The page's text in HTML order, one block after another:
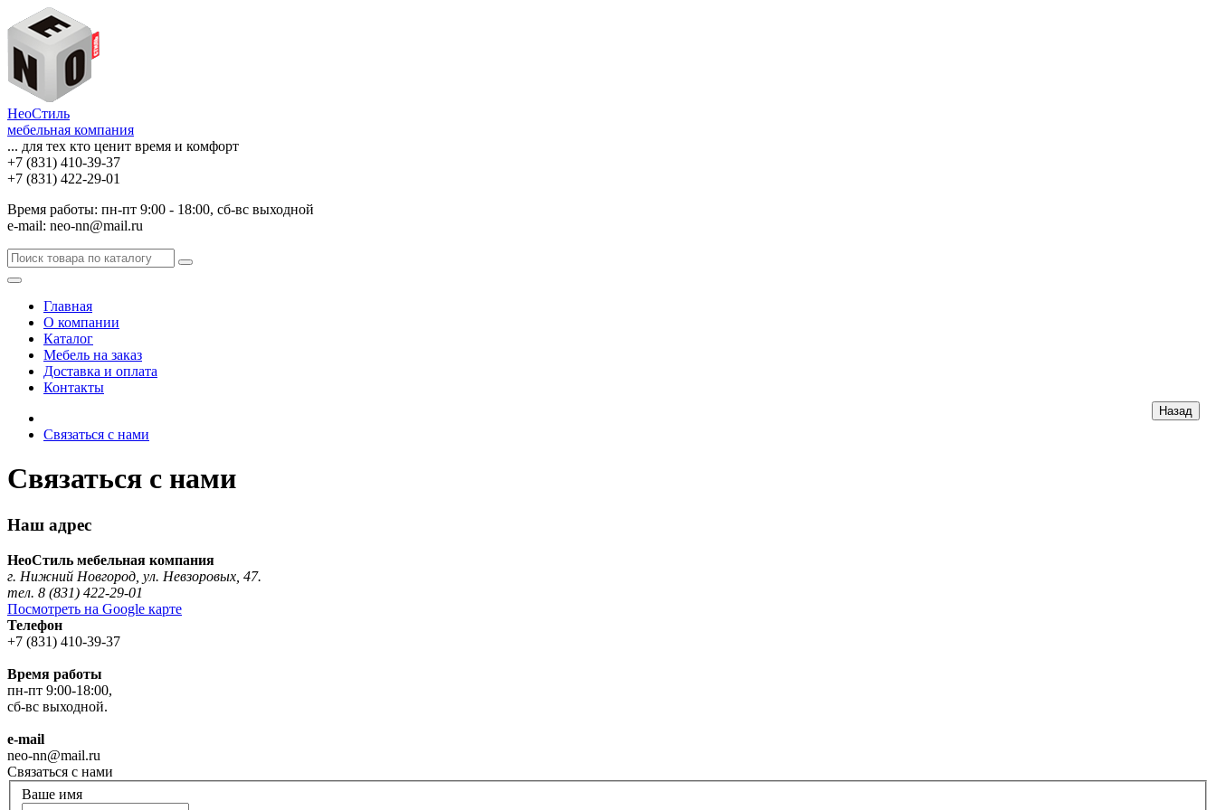
НеоСтиль
мебельная компания
... для тех кто ценит время и комфорт
+7 (831) 410-39-37
+7 (831) 422-29-01
Время работы: пн-пт 9:00 - 18:00, сб-вс выходной
e-mail: neo-nn@mail.ru
Главная
О компании
Каталог
Мебель на заказ
Доставка и оплата
Контакты
Связаться с нами
Связаться с нами
Наш адрес
НеоСтиль мебельная компания
г. Нижний Новгород, ул. Невзоровых, 47.
тел. 8 (831) 422-29-01
Посмотреть на Google карте
Телефон
+7 (831) 410-39-37
Время работы
пн-пт 9:00-18:00,
сб-вс выходной.
e-mail
neo-nn@mail.ru
Связаться с нами
Ваше имя